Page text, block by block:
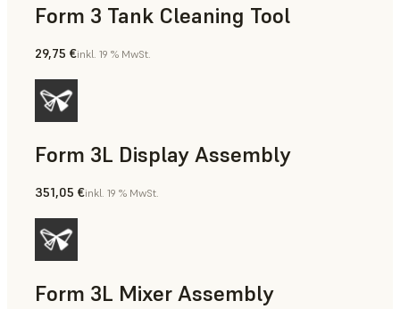
Form 3 Tank Cleaning Tool
29,75 €inkl. 19 % MwSt.
Form 3L Display Assembly
351,05 €inkl. 19 % MwSt.
Form 3L Mixer Assembly